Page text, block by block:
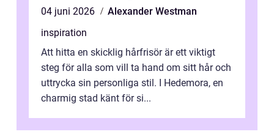
04 juni 2026
Alexander Westman
inspiration
Att hitta en skicklig hårfrisör är ett viktigt
steg för alla som vill ta hand om sitt hår och
uttrycka sin personliga stil. I Hedemora, en
charmig stad känt för si...